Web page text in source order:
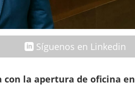
Síguenos en Linkedin
la apertura de oficina en